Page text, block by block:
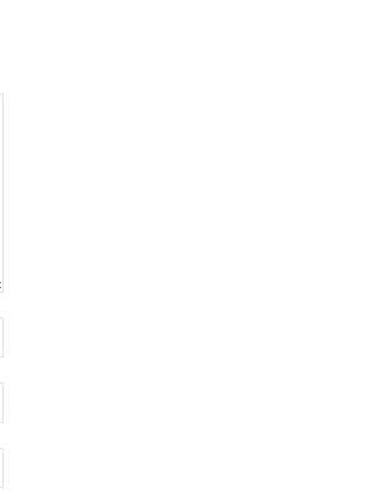
mail:*